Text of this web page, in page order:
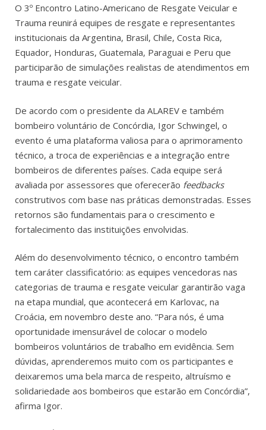
O 3º Encontro Latino-Americano de Resgate Veicular e
Trauma reunirá equipes de resgate e representantes
institucionais da Argentina, Brasil, Chile, Costa Rica,
Equador, Honduras, Guatemala, Paraguai e Peru que
participarão de simulações realistas de atendimentos em
trauma e resgate veicular.
De acordo com o presidente da ALAREV e também
bombeiro voluntário de Concórdia, Igor Schwingel, o
evento é uma plataforma valiosa para o aprimoramento
técnico, a troca de experiências e a integração entre
bombeiros de diferentes países. Cada equipe será
avaliada por assessores que oferecerão feedbacks
construtivos com base nas práticas demonstradas. Esses
retornos são fundamentais para o crescimento e
fortalecimento das instituições envolvidas.
Além do desenvolvimento técnico, o encontro também
tem caráter classificatório: as equipes vencedoras nas
categorias de trauma e resgate veicular garantirão vaga
na etapa mundial, que acontecerá em Karlovac, na
Croácia, em novembro deste ano. “Para nós, é uma
oportunidade imensurável de colocar o modelo
bombeiros voluntários de trabalho em evidência. Sem
dúvidas, aprenderemos muito com os participantes e
deixaremos uma bela marca de respeito, altruísmo e
solidariedade aos bombeiros que estarão em Concórdia”,
afirma Igor.